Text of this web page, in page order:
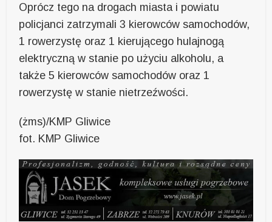
Oprócz tego na drogach miasta i powiatu
policjanci zatrzymali 3 kierowców samochodów,
1 rowerzystę oraz 1 kierującego hulajnogą
elektryczną w stanie po użyciu alkoholu, a
także 5 kierowców samochodów oraz 1
rowerzystę w stanie nietrzeźwości.
(żms)/KMP Gliwice
fot. KMP Gliwice